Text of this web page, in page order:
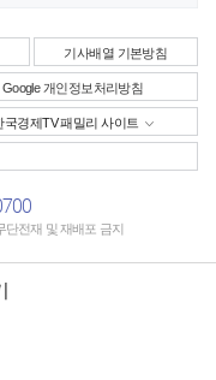
기사배열 기본방침
Google 개인정보처리방침
국경제TV 패밀리 사이트
단전재 및 재배포 금지